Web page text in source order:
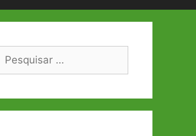
Pesquisar